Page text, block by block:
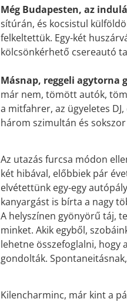
Még Budapesten, az
sítúrán, és kocsistul
felkeltettük. Egy-két
kölcsönkérhető csereautó
Másnap, reggeli agytorna
már nem, tömött autók,
a mitfahrer, az ügyeletes
három szimultán és
Az utazás furcsa módon
két hibával, előbbiek pár
elvétettünk egy-egy
kanyargást is bírta a nagy
A helyszínen gyönyörű táj,
minket. Akik egyből,
lehetne összefoglalni, hogy
gondolták.
Kilencharminc, már kint a